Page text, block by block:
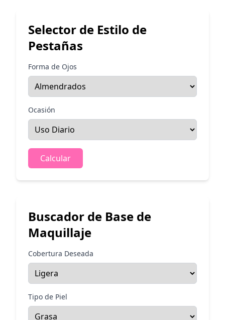
Selector de Estilo de
Pestañas
Forma de Ojos
Ocasión
Calcular
Buscador de Base de
Maquillaje
Cobertura Deseada
Tipo de Piel